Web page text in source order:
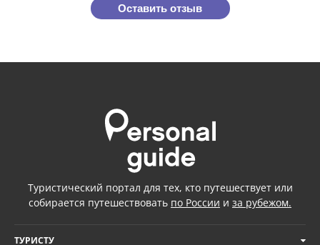
Оставить отзыв
Туристический портал для тех, кто путешествует или
собирается путешествовать по России и за рубежом.
ТУРИСТУ